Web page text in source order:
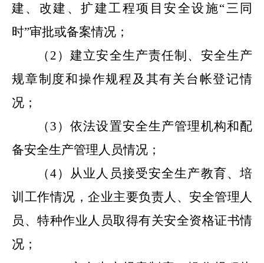
建、改建、扩建工程项目安全设施“三同
时”审批或备案情况；
（ 2 ）建立安全生产责任制、安全生产
规章制度和操作规程及其有关台帐登记情
况；
（ 3 ）依法设置安全生产管理机构和配
备安全生产管理人员情况；
（4）
从业人员接受安全生产教育、培
训工作情况，企业主要负责人、安全管理人
员、特种作业人员取得有关安全资格证书情
况；